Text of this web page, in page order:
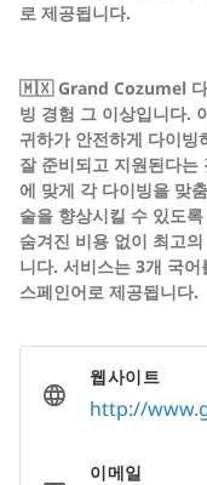
로 제공됩니다.
🇲🇽 Grand Cozumel 다
빙 경험 그 이상입니다.
귀하가 안전하게 다이
잘 준비되고 지원된다
에 맞게 각 다이빙을 맞
술을 향상시킬 수 있도
숨겨진 비용 없이 최고
니다. 서비스는 3개 국
스페인어로 제공됩니다.
웹사이트
http://
이메일